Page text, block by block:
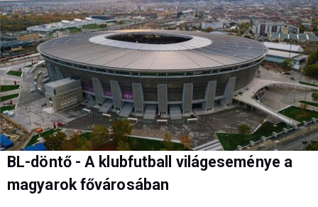
BL-döntő - A klubfutball világeseménye a
magyarok fővárosában